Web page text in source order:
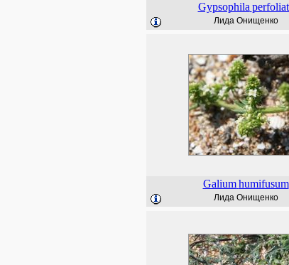
Gypsophila
Лида Онищенко
Galium humifusum
Лида Онищенко